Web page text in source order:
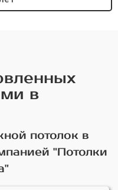
в
потолок в
"Потолки